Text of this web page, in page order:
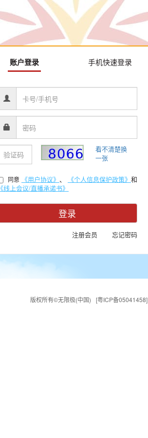
账户登录 手机快速登录
看不清楚换
一张
同意 《用户协议》 、 《个人信息保护政策》 和
《线上会议/直播承诺书》
登录
忘记密码
注册会员
版权所有©无限极(中国)
[粤ICP备05041458]